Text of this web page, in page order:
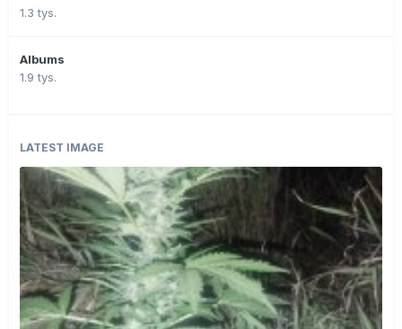
1.3 tys.
Albums
1.9 tys.
LATEST IMAGE